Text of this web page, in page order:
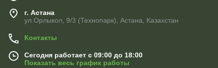
г. Астана
ул.Орлыкол, 9/3 (Технопарк), Астана, Казахстан
Контакты
Сегодня работает с 09:00 до 18:00
Показать весь график работы